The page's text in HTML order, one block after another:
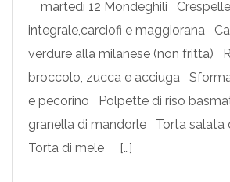
martedì 12 Mondeghili
integrale,carciofi e maggiorana
verdure alla milanese (non fritta)
broccolo, zucca e acciuga
e pecorino Polpette di riso
granella di mandorle Torta salata
Torta di mele […]